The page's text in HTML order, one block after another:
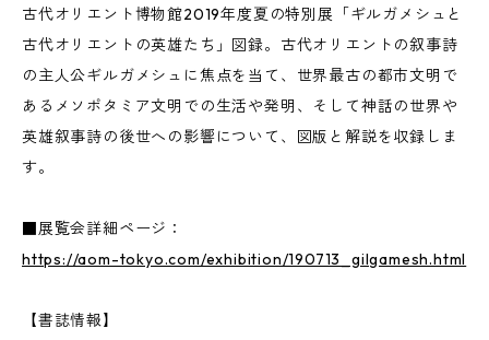
古代オリエント博物館2019年度夏の特別展「ギルガメシュと
古代オリエントの英雄たち」図録。古代オリエントの叙事詩
の主人公ギルガメシュに焦点を当て、世界最古の都市文明で
あるメソポタミア文明での生活や発明、そして神話の世界や
英雄叙事詩の後世への影響について、図版と解説を収録しま
す。
■展覧会詳細ページ：
https://aom-tokyo.com/exhibition/190713_gilgamesh.html
【書誌情報】